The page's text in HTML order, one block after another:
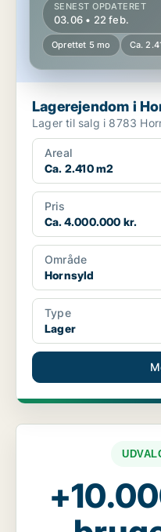
SENEST OPDATERET
03.06 • 22 feb.
Oprettet 5 mo Ca.
Lagerejendom i
Lager til salg i 8783
Areal
Ca. 2.410 m2
Pris
Ca. 4.000.000 kr.
Område
Hornsyld
Type
Lager